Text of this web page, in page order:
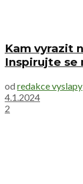
Kam vyrazit
Inspirujte se
od redakce vyslapy
4.1.2024
2